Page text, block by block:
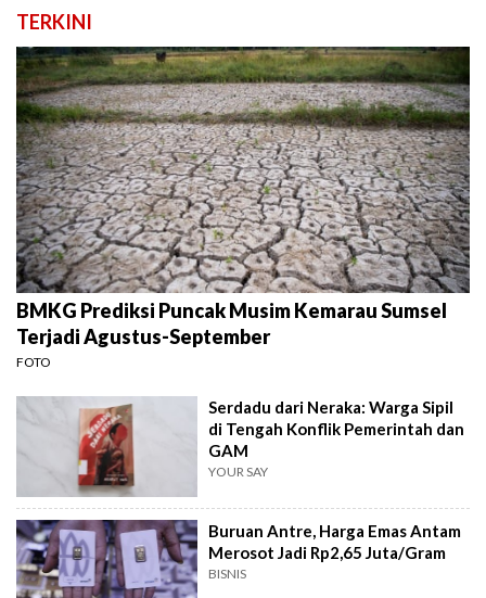
TERKINI
BMKG Prediksi Puncak Musim Kemarau Sumsel
Terjadi Agustus-September
FOTO
Serdadu dari Neraka: Warga Sipil
di Tengah Konflik Pemerintah dan
GAM
YOUR SAY
Buruan Antre, Harga Emas Antam
Merosot Jadi Rp2,65 Juta/Gram
BISNIS